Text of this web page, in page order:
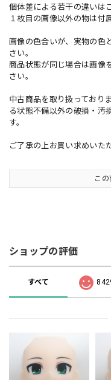
個体差による若干の違いは
１枚目の画像以外の物は付
画像の色合いが、実物の色
さい。
商品状態が同じ場合は画像
さい。
中古商品を取り扱っており
る状態不備以外の破損・汚
す。
ご了承の上お買い求めいた
こ
ショップの評価
すべて